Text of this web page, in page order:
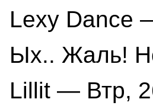
Lexy Dance
Ых.. Жаль!
Lillit — Втр,